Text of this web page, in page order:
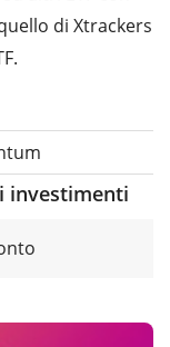
di Xtrackers
investimenti